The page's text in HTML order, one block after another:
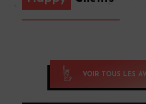
VOIR TOUS LES